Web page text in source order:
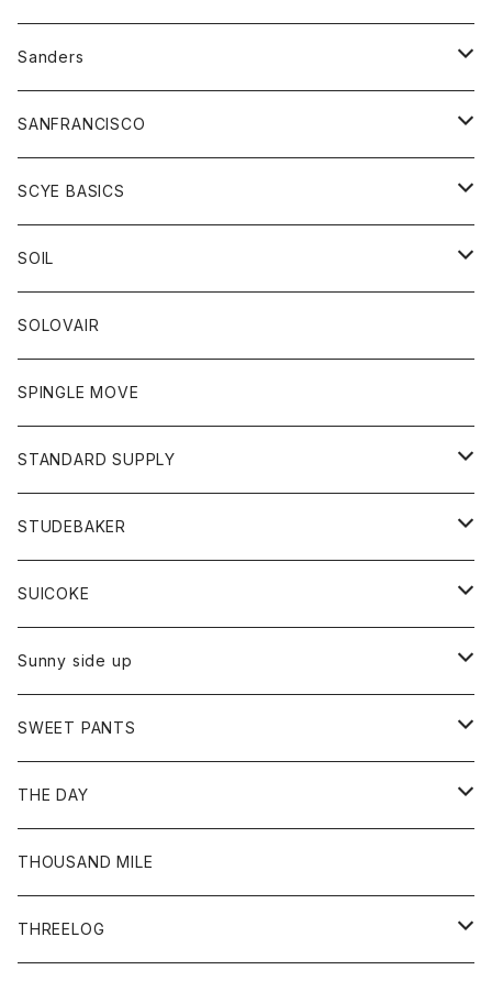
ニット
ベスト
ボトム
ワンピース
ペインターパンツ
帽子
アウター
コート
パーカー
スカート
Tシャツ
トップス
Tシャツ
トレーナー
ボトム
ショートパンツ
スカート
レディース
スカート
Tシャツ
アクセサリー
バック
Sanders
グッズ
靴
SANFRANCISCO
アウター
カーディガン
コート
グッズ
ネクタイ
グローブ
アクセサリー
トップス
カットソー
カーディガン
ボトム
ショートパンツ
パンツ
レディース
カットソー
カーディガン
ワンピース
SCYE BASICS
ボトム
ジーンズ
チノパン
トップス
ポロシャツ
ベスト
靴
SOIL
靴
ワンピース
トップス
カットソー
ボトム
パンツ
オーバーオール
SOLOVAIR
SPINGLE MOVE
STANDARD SUPPLY
財布
バッグ
STUDEBAKER
アクセサリー
ブレスレット
リング
SUICOKE
ブーツ
サンダル
Sunny side up
アウター
Ｇジャン
ボトム
ジーンズ
SWEET PANTS
ボトム
ショートパンツ
THE DAY
トップス
Tシャツ
THOUSAND MILE
THREELOG